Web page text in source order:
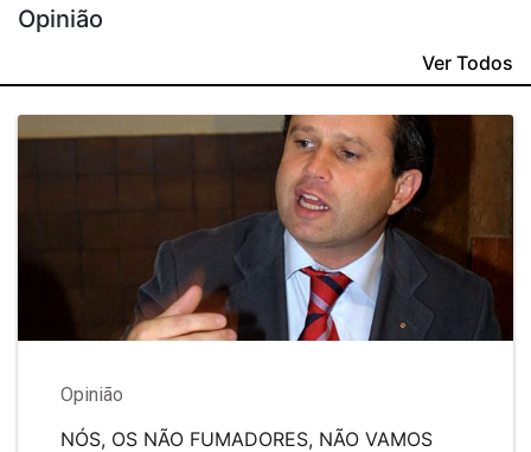
Opinião
Ver Todos
Opinião
NÓS, OS NÃO FUMADORES, NÃO VAMOS